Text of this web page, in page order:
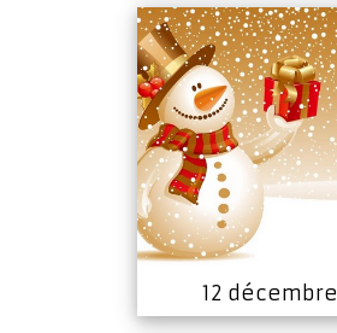
12 décembre